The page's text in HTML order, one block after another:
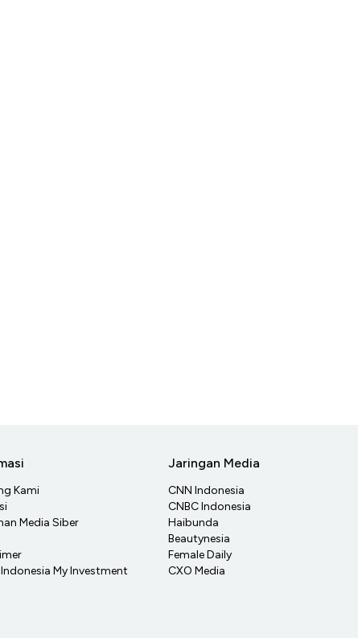
Kami
Media Siber
My Investment
Jaringan Media
CNN Indonesia
CNBC Indonesia
Haibunda
Beautynesia
Female Daily
CXO Media